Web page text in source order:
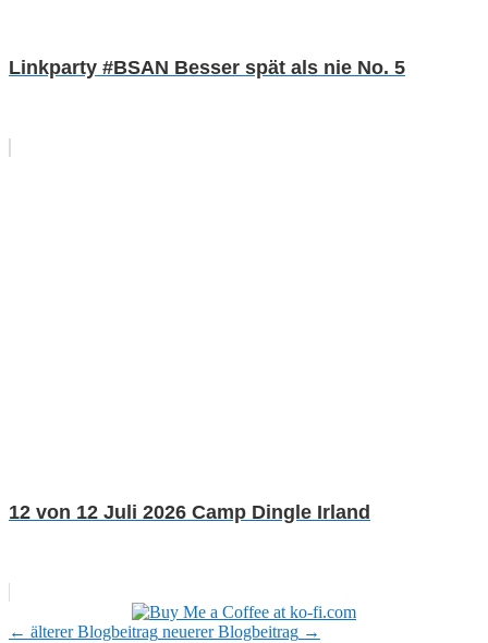
Linkparty #BSAN Besser spät als nie No. 5
12 von 12 Juli 2026 Camp Dingle Irland
← älterer Blogbeitrag neuerer Blogbeitrag →